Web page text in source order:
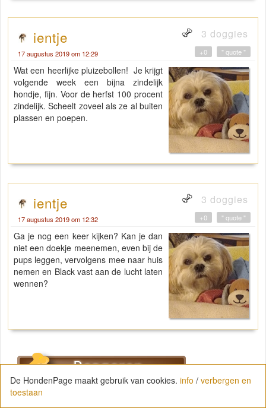
ientje 3 doggies
17 augustus 2019 om 12:29 " quote "
+0
Wat een heerlijke pluizebollen! Je krijgt
volgende week een bijna zindelijk
hondje, fijn. Voor de herfst 100 procent
zindelijk. Scheelt zoveel als ze al buiten
plassen en poepen.
ientje 3 doggies
17 augustus 2019 om 12:32 " quote "
+0
Ga je nog een keer kijken? Kan je dan
niet een doekje meenemen, even bij de
pups leggen, vervolgens mee naar huis
nemen en Black vast aan de lucht laten
wennen?
De HondenPage maakt gebruik van cookies. info / verbergen en
toestaan